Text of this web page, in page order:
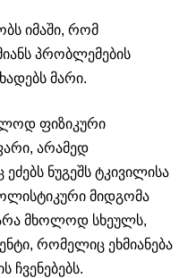
იმაში, რომ
პრობლემების
მარი.
ფიზიკური
არამედ
ნუგეშს ტკივილისა
მიდგომა
მხოლოდ სხეულს,
რომელიც ეხმიანება
ჩვენებებს.